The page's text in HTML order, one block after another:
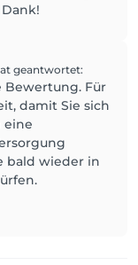
geantwortet:
Bewertung. Für
damit Sie sich
eine
bald wieder in